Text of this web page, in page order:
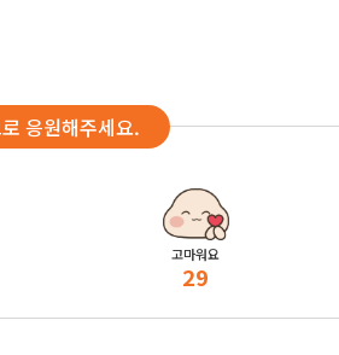
응원해주세요.
고마워요
29